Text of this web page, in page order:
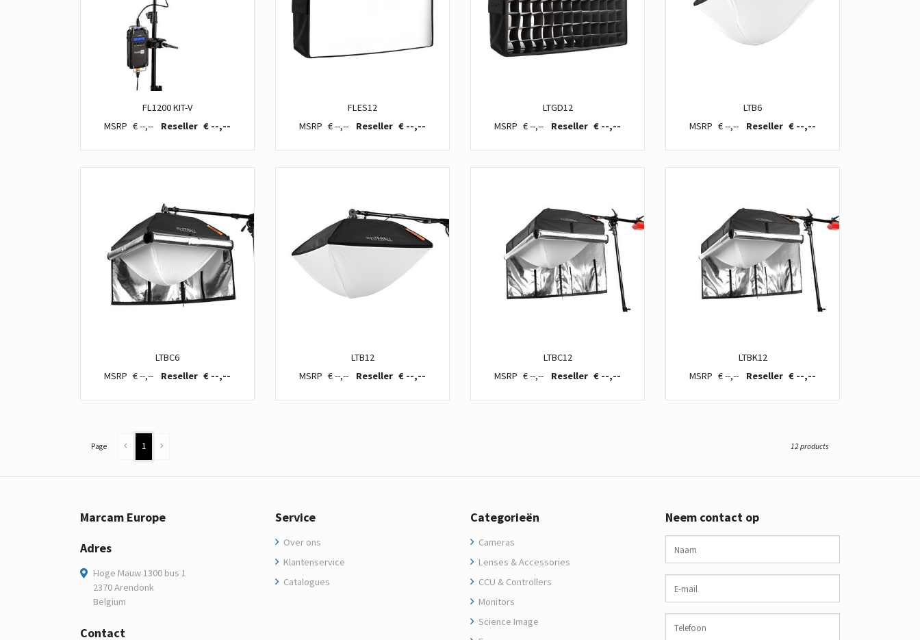
FL1200 KIT-V
€ --,--
€ --,--
FLES12
€ --,--
€ --,--
LTGD12
€ --,--
€ --,--
LTB6
€ --,--
€ --,--
LTBC6
€ --,--
€ --,--
LTB12
€ --,--
€ --,--
LTBC12
€ --,--
€ --,--
LTBK12
€ --,--
€ --,--
Page 1 12 products
Marcam Europe
Adres
Hoge Mauw 1300 bus 1
2370 Arendonk
Belgium
Contact
Service
Over ons
Klantenservice
Catalogues
Categorieën
Cameras
Lenses & Accessories
CCU & Controllers
Monitors
Science Image
Neem contact op